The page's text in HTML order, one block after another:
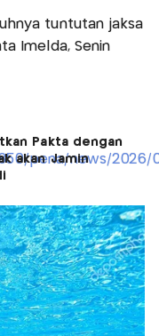
tuntutan jaksa
Imelda, Senin
Pakta dengan
akan Jamin